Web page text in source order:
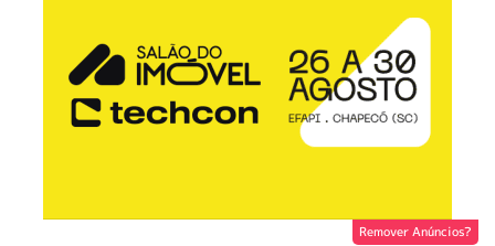
Remover Anúncios?